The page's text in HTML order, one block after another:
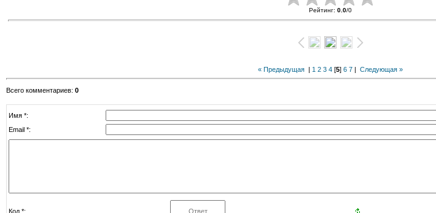
Рейтинг: 0.0/0
« Предыдущая | 1 2 3 4 [5] 6 7 | Следующая »
Всего комментариев: 0
Имя *:
Email *:
Код *: